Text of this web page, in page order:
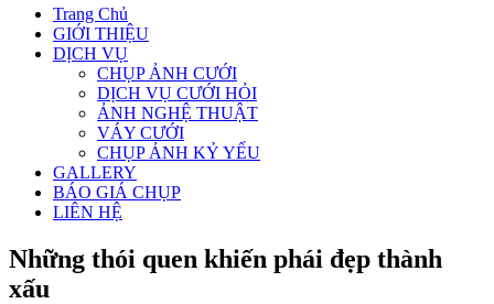
Trang Chủ
GIỚI THIỆU
DỊCH VỤ
CHỤP ẢNH CƯỚI
DỊCH VỤ CƯỚI HỎI
ẢNH NGHỆ THUẬT
VÁY CƯỚI
CHỤP ẢNH KỶ YẾU
GALLERY
BÁO GIÁ CHỤP
LIÊN HỆ
Những thói quen khiến phái đẹp thành
xấu